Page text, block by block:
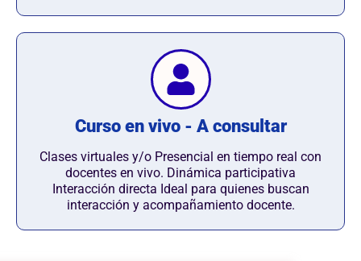
Curso en vivo - A consultar
Clases virtuales y/o Presencial en tiempo real con
docentes en vivo. Dinámica participativa
Interacción directa Ideal para quienes buscan
interacción y acompañamiento docente.